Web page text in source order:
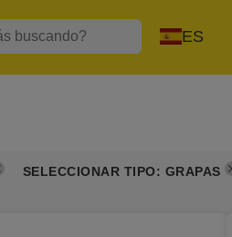
ES
SELECCIONAR TIPO: GRAPAS